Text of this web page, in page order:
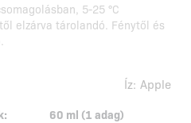
5-25 °C
elzárva tárolandó. Fénytől és
Íz: Apple
60 ml (1 adag)